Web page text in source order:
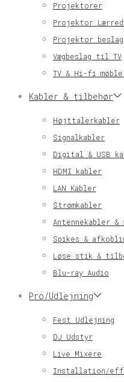
Projektorer
Projektor
Projektor beslag
Vægbeslag til TV
TV & Hi-fi
Kabler & tilbehør
Højttalerkabler
Signalkabler
Digital & USB
HDMI kabler
LAN Kabler
Strømkabler
Antennekabler
Spikes &
Løse stik &
Blu-ray Audio
Pro/Udlejning
Fest Udlejning
DJ Udstyr
Live Mixere
Installation/